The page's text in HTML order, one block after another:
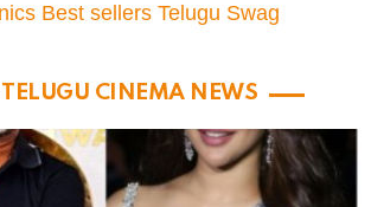
Best sellers Telugu Swag
TELUGU CINEMA NEWS